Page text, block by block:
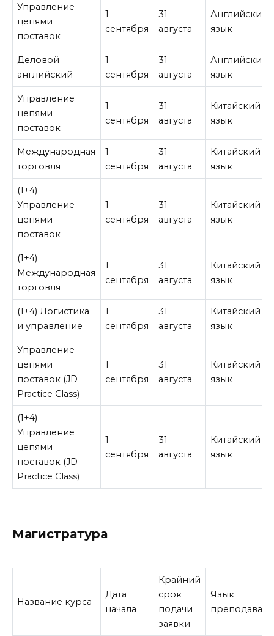
Управление
цепями
поставок
1
сентября
31
августа
Английский
язык
Деловой
английский
1
сентября
31
августа
Английский
язык
Управление
цепями
поставок
1
сентября
31
августа
Китайский
язык
Международная
торговля
1
сентября
31
августа
Китайский
язык
(1+4)
Управление
цепями
поставок
1
сентября
31
августа
Китайский
язык
(1+4)
Международная
торговля
1
сентября
31
августа
Китайский
язык
(1+4) Логистика
и управление
1
сентября
31
августа
Китайский
язык
Управление
цепями
поставок (JD
Practice Class)
1
сентября
31
августа
Китайский
язык
(1+4)
Управление
цепями
поставок (JD
Practice Class)
1
сентября
31
августа
Китайский
язык
Магистратура
Название курса
Дата
начала
Крайний
срок
подачи
заявки
Язык